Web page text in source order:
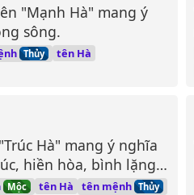
"Mạnh Hà" mang ý
sông.
Thủy
tên Hà
Hà" mang ý nghĩa
hiền hòa, bình lặng
Mộc tên Hà tên mệnh Thủy